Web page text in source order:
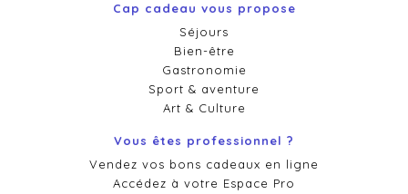
Cap cadeau vous propose
Séjours
Bien-être
Gastronomie
Sport & aventure
Art & Culture
Vous êtes professionnel ?
Vendez vos bons cadeaux en ligne
Accédez à votre Espace Pro